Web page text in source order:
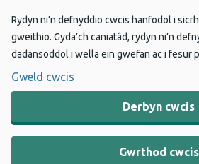
Rydyn ni’n defnyddio cwcis hanfodol i
gweithio. Gyda’ch caniatâd, rydyn ni’n
dadansoddol i wella ein gwefan ac i fesur
Gweld cwcis
Derbyn cwcis
Gwrthod cwcis